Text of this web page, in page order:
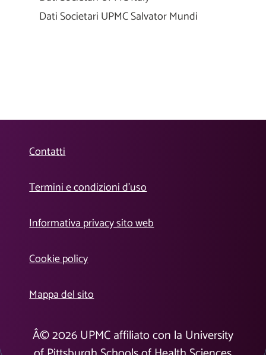
Dati Societari UPMC Salvator Mundi
Contatti
Termini e condizioni d’uso
Informativa privacy sito web
Cookie policy
Mappa del sito
Â©2026UPMC affiliato con la University